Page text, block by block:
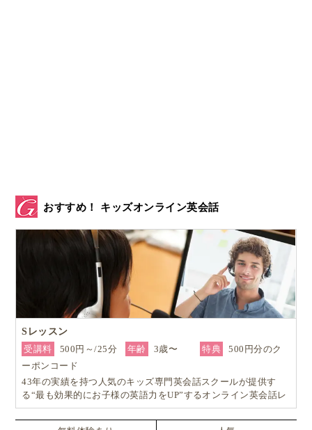
おすすめ！ キッズオンライン英会話
Sレッスン
受講料
500円～/25分 年齢 3歳〜 特典
500円分のク
ーポンコード
43年の実績を持つ人気のキッズ専門英会話スクールが提供す
る“最も効果的にお子様の英語力をUP”するオンライン英会話レ
ッスン！